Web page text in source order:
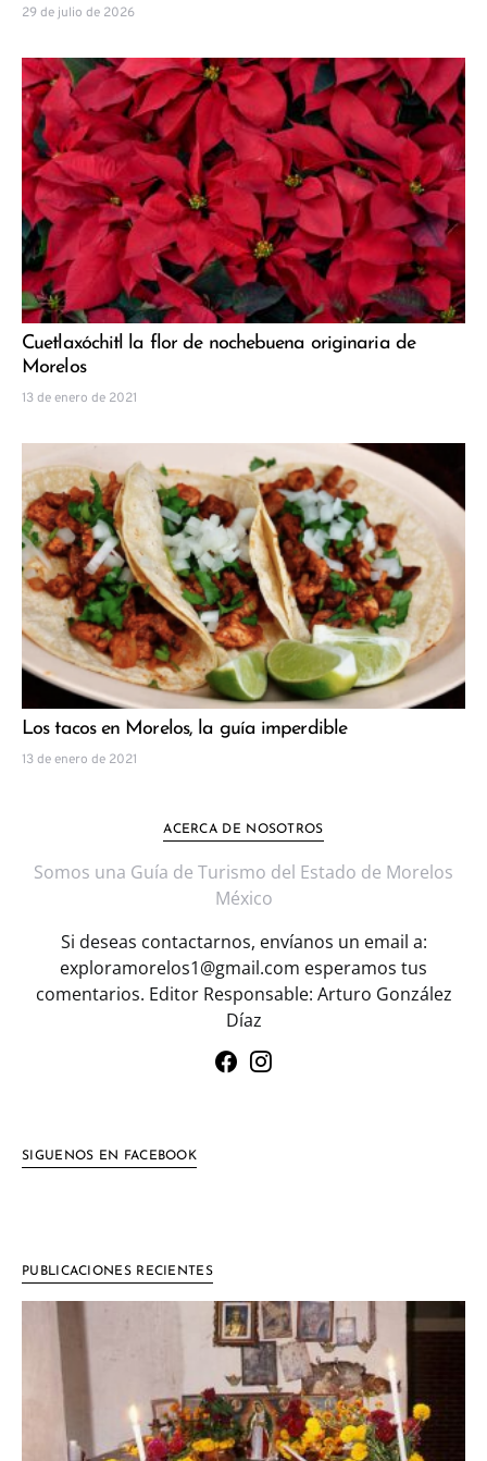
29 de julio de 2026
Cuetlaxóchitl la flor de nochebuena originaria de
Morelos
13 de enero de 2021
Los tacos en Morelos, la guía imperdible
13 de enero de 2021
ACERCA DE NOSOTROS
Somos una Guía de Turismo del Estado de Morelos
México
Si deseas contactarnos, envíanos un email a:
exploramorelos1@gmail.com esperamos tus
comentarios. Editor Responsable: Arturo González
Díaz
SIGUENOS EN FACEBOOK
PUBLICACIONES RECIENTES